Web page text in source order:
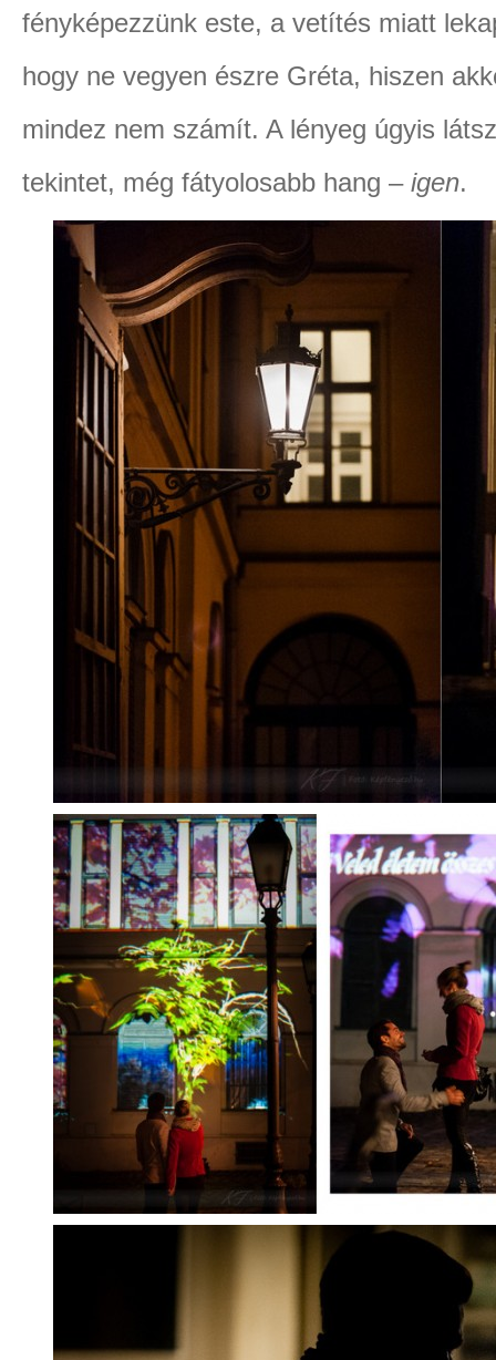
fényképezzünk este, a vetítés miatt
hogy ne vegyen észre Gréta, hiszen
mindez nem számít. A lényeg úgyis
tekintet, még fátyolosabb hang – igen.